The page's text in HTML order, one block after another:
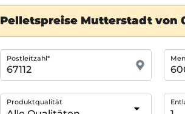
Pelletspreise Mutterstadt von
Postleitzahl*
Produktqualität